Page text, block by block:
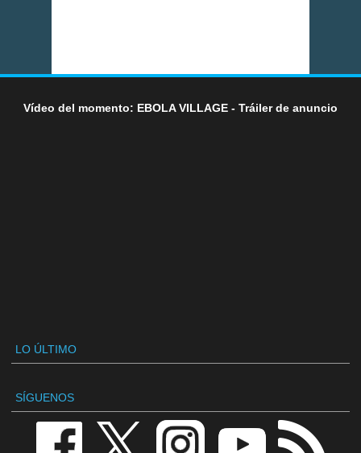
Vídeo del momento: EBOLA VILLAGE - Tráiler de anuncio
LO ÚLTIMO
SÍGUENOS